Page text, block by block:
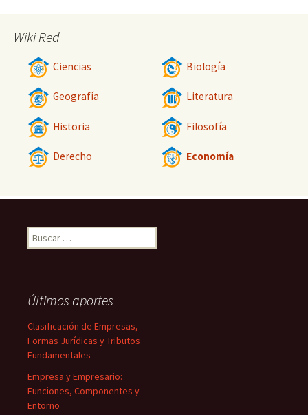
Wiki Red
Ciencias Biología
Geografía Literatura
Historia Filosofía
Derecho Economía
Buscar:
Últimos aportes
Clasificación de Empresas,
Formas Jurídicas y Tributos
Fundamentales
Empresa y Empresario:
Funciones, Componentes y
Entorno